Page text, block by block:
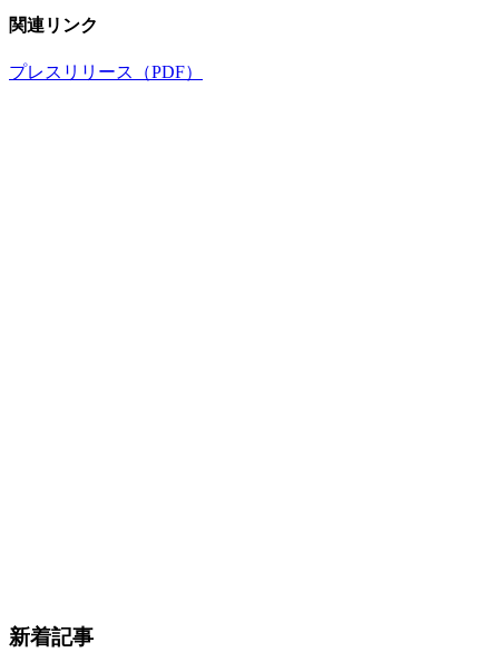
関連リンク
プレスリリース（PDF）
新着記事